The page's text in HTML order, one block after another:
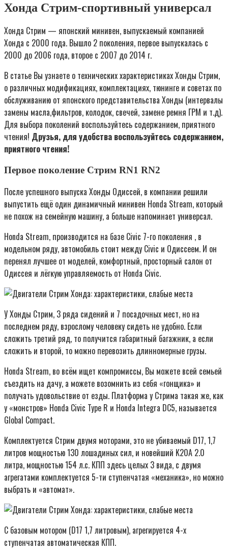
Хонда Стрим-спортивный универсал
Хонда Стрим — японский минивен, выпускаемый компанией
Хонда с 2000 года. Вышло 2 поколения, первое выпускалась с
2000 до 2006 года, второе с 2007 до 2014 г.
В статье Вы узнаете о технических характеристиках Хонды Стрим,
о различных модификациях, комплектациях, тюнинге и советах по
обслуживанию от японского представительства Хонды (интервалы
замены масла,фильтров, колодок, свечей, замене ремня ГРМ и т.д).
Для выбора поколений воспользуйтесь содержанием, приятного
чтения! Друзья, для удобства воспользуйтесь содержанием,
приятного чтения!
Первое поколение Стрим RN1 RN2
После успешного выпуска Хонды Одиссей, в компании решили
выпустить ещё один динамичный минивен Honda Stream, который
не похож на семейную машину, а больше напоминает универсал.
Honda Stream, производится на базе Civic 7-го поколения , в
модельном ряду, автомобиль стоит между Civic и Одиссеем. И он
перенял лучшее от моделей, комфортный, просторный салон от
Одиссея и лёгкую управляемость от Honda Civic.
У Хонды Стрим, 3 ряда сидений и 7 посадочных мест, но на
последнем ряду, взрослому человеку сидеть не удобно. Если
сложить третий ряд, то получится габаритный багажник, а если
сложить и второй, то можно перевозить длинномерные грузы.
Honda Stream, во всём ищет компромиссы, Вы можете всей семьей
съездить на дачу, а можете возомнить из себя «гонщика» и
получать удовольствие от езды. Платформа у Стрима такая же, как
у «монстров» Honda Civic Type R и Honda Integra DC5, называется
Global Compact.
Комплектуется Стрим двумя моторами, это не убиваемый D17, 1,7
литров мощностью 130 лошадиных сил, и новейший K20A 2.0
литра, мощностью 154 л.с. КПП здесь целых 3 вида, с двумя
агрегатами комплектуется 5-ти ступенчатая «механика», но можно
выбрать и «автомат».
С базовым мотором (D17 1,7 литровым), агрегируется 4-х
ступенчатая автоматическая КПП.